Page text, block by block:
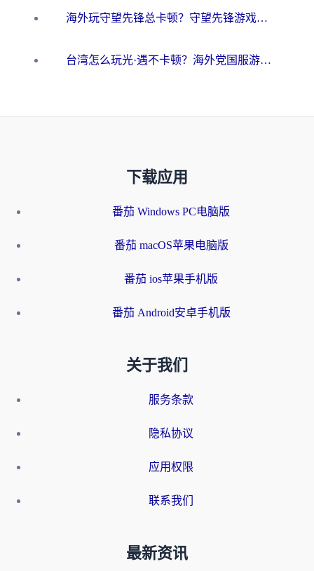
海外玩守望先锋总卡顿？守望先锋游戏加速器在哪里买&避坑指南（附欧洲非洲游戏实测）
台湾怎么玩光·遇不卡顿？海外党国服游戏加速终极攻略（附实测体验）
下载应用
番茄 Windows PC电脑版
番茄 macOS苹果电脑版
番茄 ios苹果手机版
番茄 Android安卓手机版
关于我们
服务条款
隐私协议
应用权限
联系我们
最新资讯